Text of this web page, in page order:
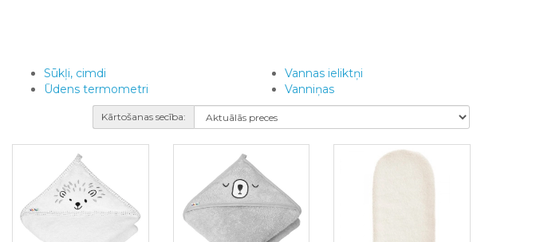
Sūkļi, cimdi
Ūdens termometri
Vannas ieliktņi
Vanniņas
Kārtošanas secība: